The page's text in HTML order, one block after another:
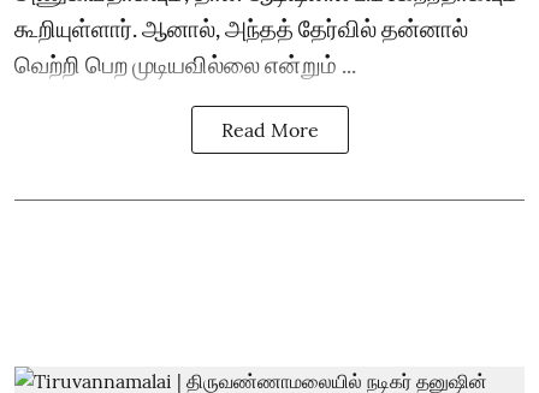
கூறியுள்ளார். ஆனால், அந்தத் தேர்வில் தன்னால்
வெற்றி பெற முடியவில்லை என்றும் ...
Read More